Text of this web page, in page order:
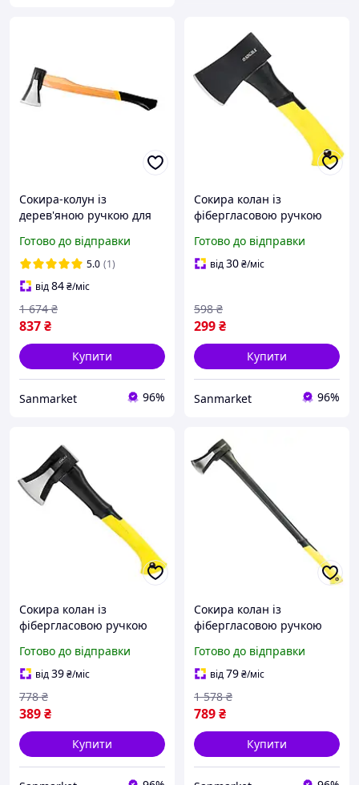
Сокира-колун із
дерев'яною ручкою для
ударний 700 мм
sanmarket
Готово до відправки
5.0 (1)
від84₴/міс
837₴
1 674 ₴
Купити
Sanmarket 96%
Сокира колан із
фібергласовою ручкою
ударний якісний 240 мм
sanmarket
Готово до відправки
від30₴/міс
299₴
598 ₴
Купити
Sanmarket 96%
Сокира колан із
фібергласовою ручкою
ударний якісний 360 мм
sanmarket
Готово до відправки
від39₴/міс
389₴
778 ₴
Купити
Сокира колан із
фібергласовою ручкою
ударний якісний 900 мм
sanmarket
Готово до відправки
від79₴/міс
789₴
1 578 ₴
Купити